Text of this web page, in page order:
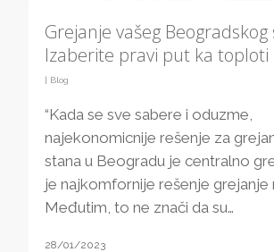
Grejanje vašeg Beogradskog
Izaberite pravi put ka toploti
| Blog
“Kada se sve sabere i oduzme,
najekonomicnije rešenje za
stana u Beogradu je centralno
je najkomfornije rešenje grejanje
Međutim, to ne znači da su…
28/01/2023